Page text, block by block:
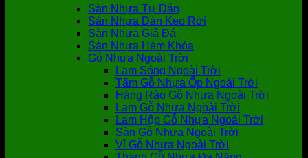
Sàn Nhựa Tự Dán
Sàn Nhựa Dán Keo Rời
Sàn Nhựa Giả Đá
Sàn Nhựa Hèm Khóa
Gỗ Nhựa Ngoài Trời
Lam Sóng Ngoài Trời
Tấm Gỗ Nhựa Ốp Ngoài Trời
Hàng Rào Gỗ Nhựa Ngoài Trời
Lam Gỗ Nhựa Ngoài Trời
Lam Hộp Gỗ Nhựa Ngoài Trời
Sàn Gỗ Nhựa Ngoài Trời
Vỉ Gỗ Nhựa Ngoài Trời